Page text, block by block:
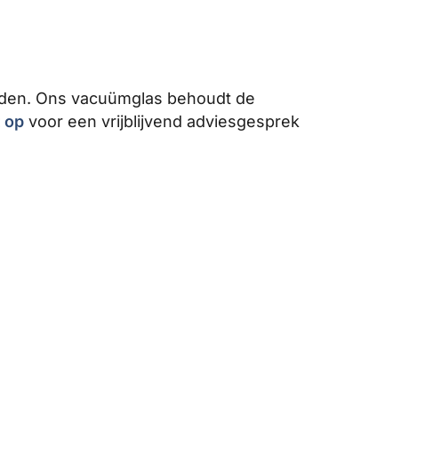
Ons vacuümglas behoudt de
op voor een vrijblijvend adviesgesprek